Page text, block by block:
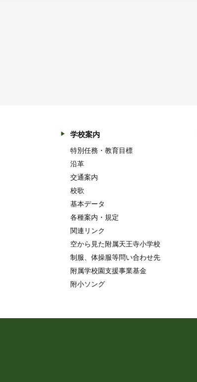
学校案内
特別任務・教育目標
沿革
交通案内
校歌
基本データ
各種案内・規定
関連リンク
空から見た附属天王寺小学校
制服、体操服等問い合わせ先
附属学校園支援事業基金
附小ソング